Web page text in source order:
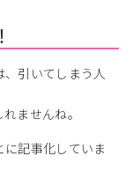
引いてしまう人
ませんね。
記事化していま